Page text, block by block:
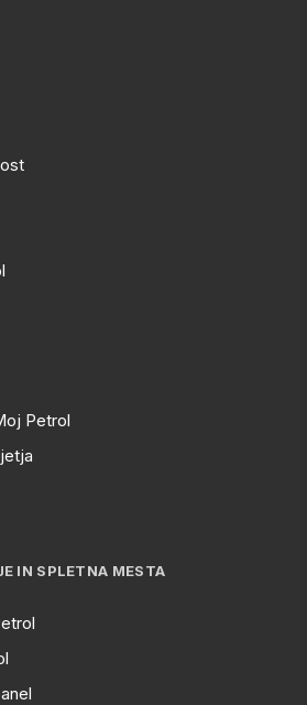
Petrol
IN SPLETNA MESTA